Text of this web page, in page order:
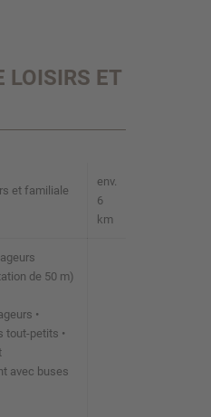
LOISIRS ET
et familiale
env.
6
km
de 50 m)
•
tout-petits •
avec buses